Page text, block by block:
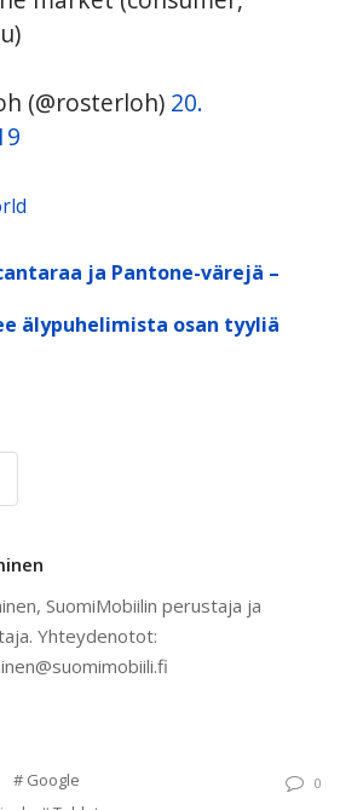
(@rosterloh) 20.
ja Pantone-värejä –
älypuhelimista osan tyyliä
SuomiMobiilin perustaja ja
Yhteydenotot:
Google
0